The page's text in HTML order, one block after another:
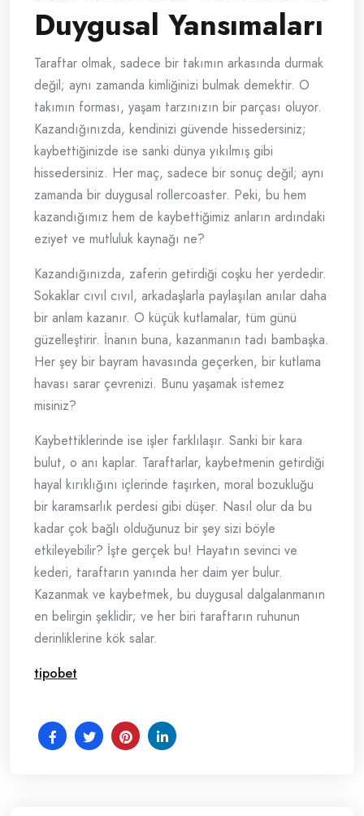
Duygusal Yansımaları
Taraftar olmak, sadece bir takımın arkasında durmak
değil; aynı zamanda kimliğinizi bulmak demektir. O
takımın forması, yaşam tarzınızın bir parçası oluyor.
Kazandığınızda, kendinizi güvende hissedersiniz;
kaybettiğinizde ise sanki dünya yıkılmış gibi
hissedersiniz. Her maç, sadece bir sonuç değil; aynı
zamanda bir duygusal rollercoaster. Peki, bu hem
kazandığımız hem de kaybettiğimiz anların ardındaki
eziyet ve mutluluk kaynağı ne?
Kazandığınızda, zaferin getirdiği coşku her yerdedir.
Sokaklar cıvıl cıvıl, arkadaşlarla paylaşılan anılar daha
bir anlam kazanır. O küçük kutlamalar, tüm günü
güzelleştirir. İnanın buna, kazanmanın tadı bambaşka.
Her şey bir bayram havasında geçerken, bir kutlama
havası sarar çevrenizi. Bunu yaşamak istemez
misiniz?
Kaybettiklerinde ise işler farklılaşır. Sanki bir kara
bulut, o anı kaplar. Taraftarlar, kaybetmenin getirdiği
hayal kırıklığını içlerinde taşırken, moral bozukluğu
bir karamsarlık perdesi gibi düşer. Nasıl olur da bu
kadar çok bağlı olduğunuz bir şey sizi böyle
etkileyebilir? İşte gerçek bu! Hayatın sevinci ve
kederi, taraftarın yanında her daim yer bulur.
Kazanmak ve kaybetmek, bu duygusal dalgalanmanın
en belirgin şeklidir; ve her biri taraftarın ruhunun
derinliklerine kök salar.
tipobet